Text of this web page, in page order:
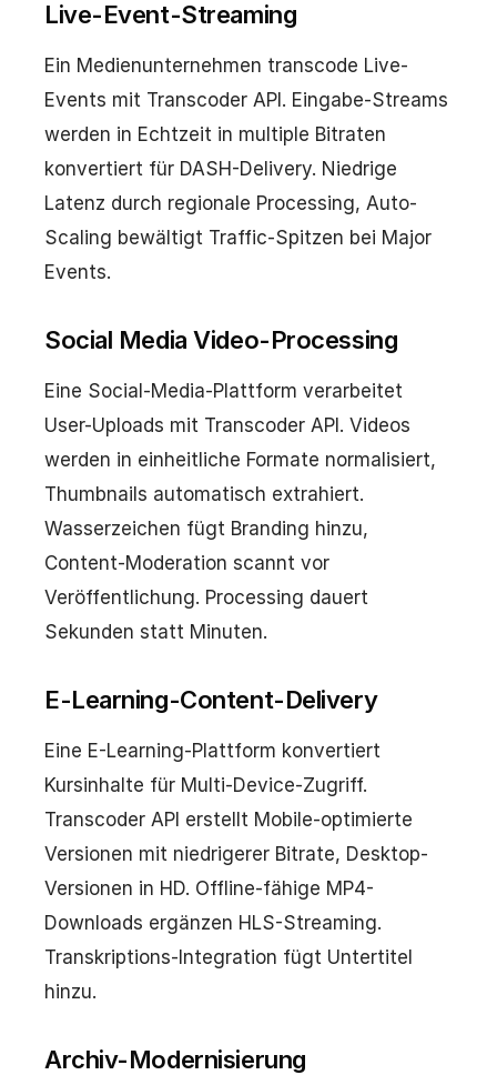
Live-Event-Streaming
Ein Medienunternehmen transcode Live-
Events mit Transcoder API. Eingabe-Streams
werden in Echtzeit in multiple Bitraten
konvertiert für DASH-Delivery. Niedrige
Latenz durch regionale Processing, Auto-
Scaling bewältigt Traffic-Spitzen bei Major
Events.
Social Media Video-Processing
Eine Social-Media-Plattform verarbeitet
User-Uploads mit Transcoder API. Videos
werden in einheitliche Formate normalisiert,
Thumbnails automatisch extrahiert.
Wasserzeichen fügt Branding hinzu,
Content-Moderation scannt vor
Veröffentlichung. Processing dauert
Sekunden statt Minuten.
E-Learning-Content-Delivery
Eine E-Learning-Plattform konvertiert
Kursinhalte für Multi-Device-Zugriff.
Transcoder API erstellt Mobile-optimierte
Versionen mit niedrigerer Bitrate, Desktop-
Versionen in HD. Offline-fähige MP4-
Downloads ergänzen HLS-Streaming.
Transkriptions-Integration fügt Untertitel
hinzu.
Archiv-Modernisierung